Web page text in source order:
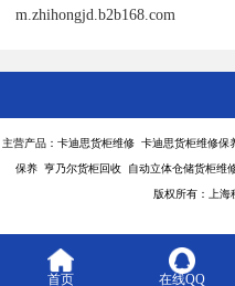
m.zhihongjd.b2b168.com
主营产品：卡迪思货柜维修 卡迪思货柜维修
保养 亨乃尔货柜回收 自动立体仓储货柜维
版权所有：上海
首页 在线QQ